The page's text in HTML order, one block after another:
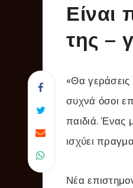
Είναι
της –
«Θα γεράσεις
συχνά όσοι
παιδιά. Ένας
ισχύει
Νέα